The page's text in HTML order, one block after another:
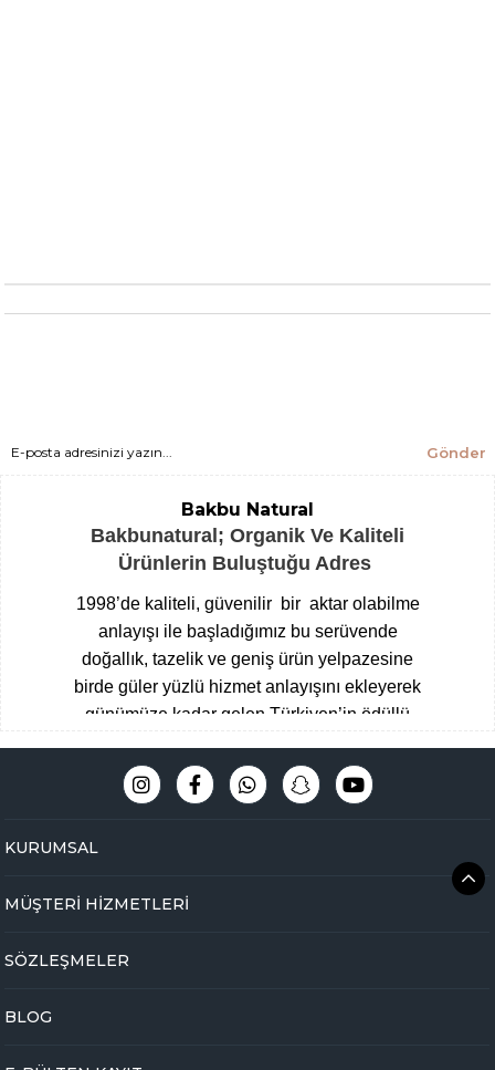
Gönder
Bakbu Natural
Bakbunatural; Organik Ve Kaliteli
Ürünlerin Buluştuğu Adres
1998’de kaliteli, güvenilir bir aktar olabilme
anlayışı ile başladığımız bu serüvende
doğallık, tazelik ve geniş ürün yelpazesine
birde güler yüzlü hizmet anlayışını ekleyerek
günümüze kadar gelen Türkiyen’in ödüllü
Baharatçısı, şimdide Bakbunatural ailesi
olarak online mağazamız ile hizmet
odaklı,eğitimli ve tecrübeli uzman kadromuz
planda tutarak Çengelköy mağazamızda
bakbunatural.com güvencesi ile devam
KURUMSAL
MÜŞTERİ HİZMETLERİ
SÖZLEŞMELER
BLOG